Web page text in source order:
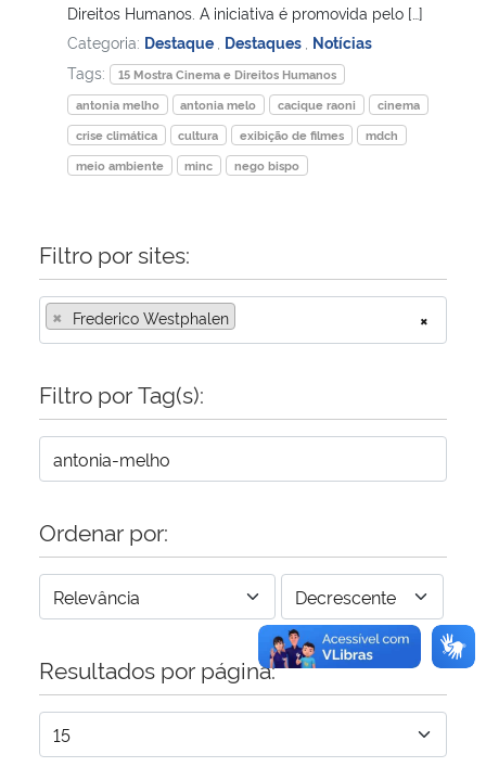
Ministério da Ciência, Tecnologia, Inovações e Comunicações
Ministério do Meio Ambiente
Ministério do Turismo
Controladoria-Geral da União
Ministério da Mulher, da Família e dos Direitos Humanos
Gabinete de Segurança Institucional
Advocacia-Geral da União
Banco Central do Brasil
Planalto
Direitos Humanos. A iniciativa é promovida pelo […]
Categoria: Destaque Destaques Notícias
Tags:
15 Mostra Cinema e Direitos Humanos
antonia melho
antonia melo cacique raoni
cinema
crise climática
cultura exibição de filmes
mdch
meio ambiente
minc nego bispo
Filtro por sites:
×
× Frederico Westphalen
Filtro por Tag(s):
Ordenar por:
Resultados por página: